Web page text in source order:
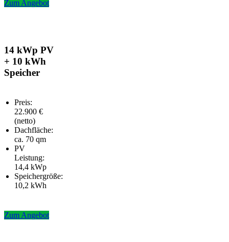
Zum Angebot
14 kWp PV
+ 10 kWh
Speicher
Preis:
22.900 €
(netto)
Dachfläche:
ca. 70 qm
PV
Leistung:
14,4 kWp
Speichergröße:
10,2 kWh
Zum Angebot